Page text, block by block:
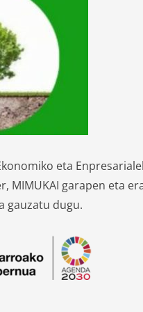
eta
MIMUKAI garapen eta
gauzatu dugu.